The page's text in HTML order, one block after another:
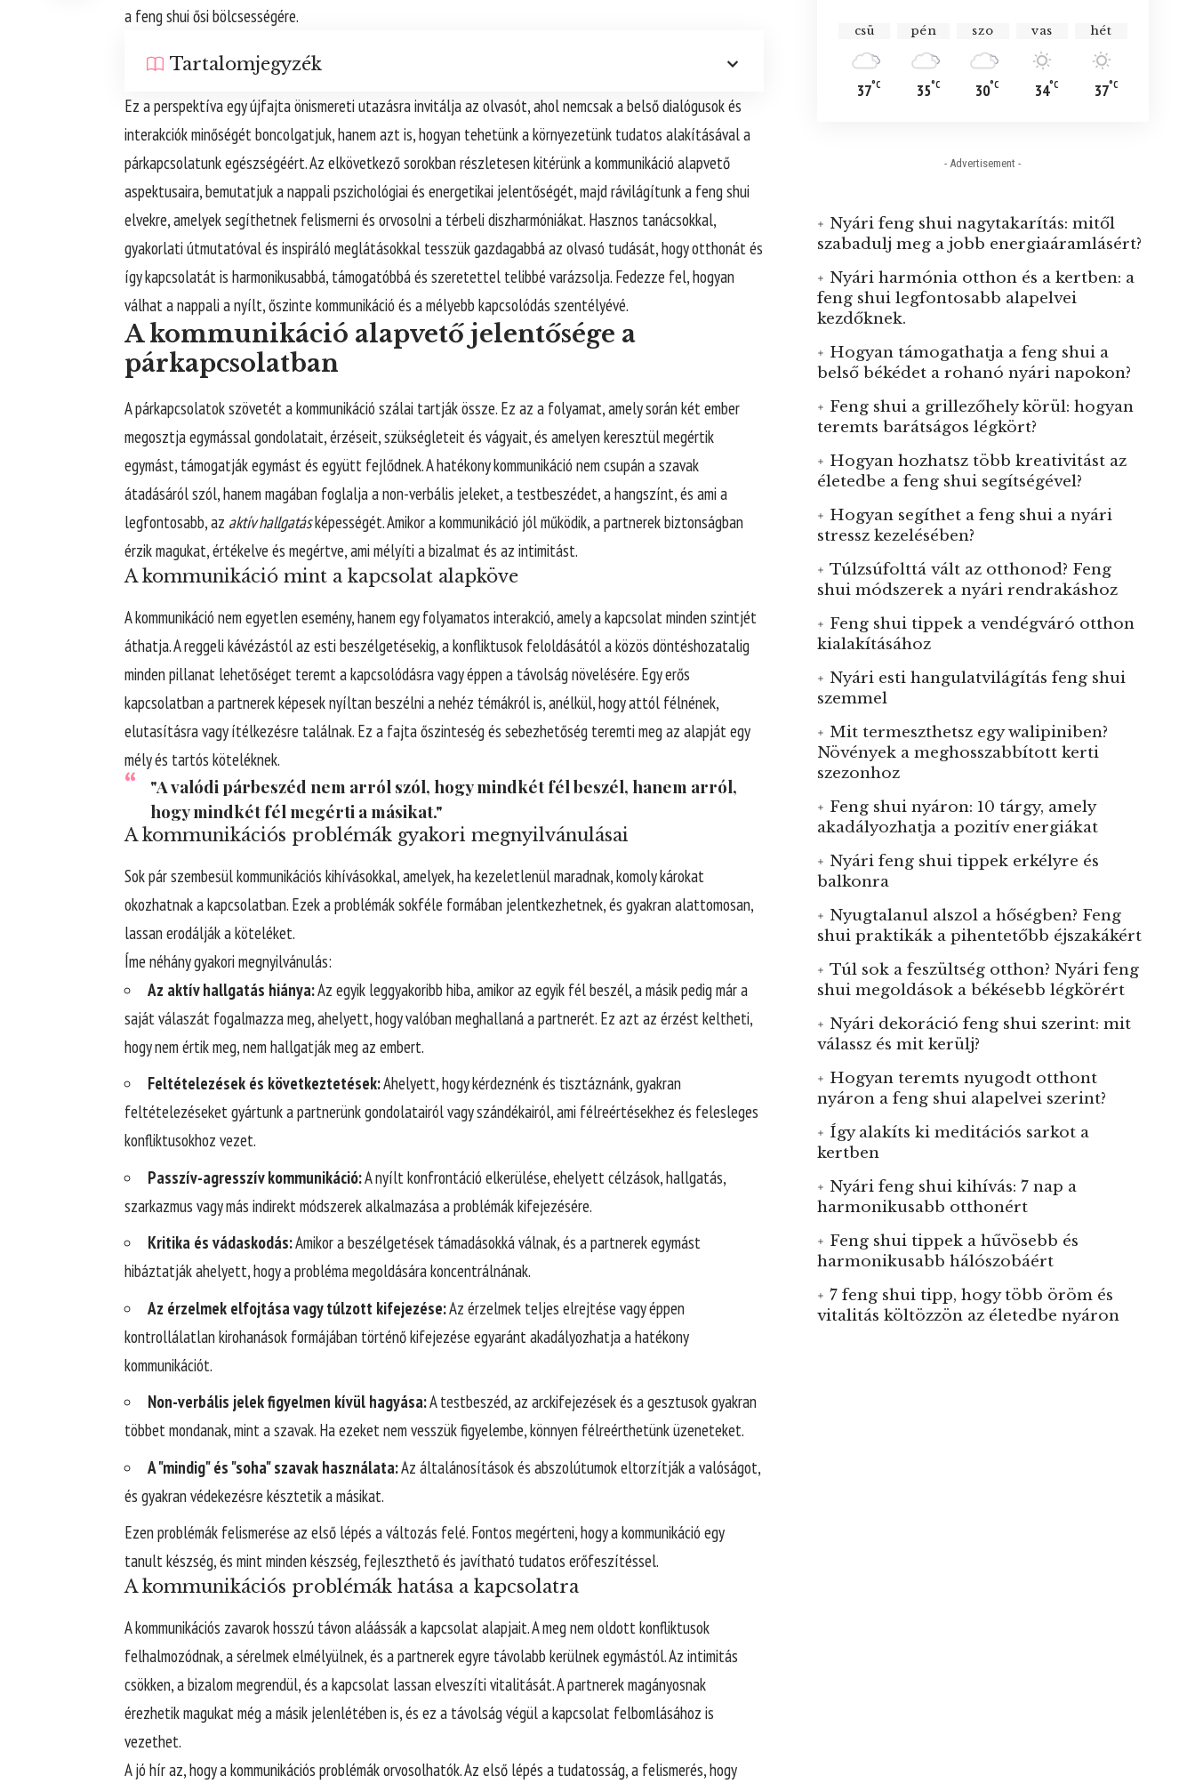
a feng shui ősi bölcsességére.
Tartalomjegyzék
Ez a perspektíva egy újfajta önismereti utazásra invitálja az olvasót, ahol nemcsak a belső dialógusok és
interakciók minőségét boncolgatjuk, hanem azt is, hogyan tehetünk a környezetünk tudatos alakításával a
párkapcsolatunk egészségéért. Az elkövetkező sorokban részletesen kitérünk a kommunikáció alapvető
aspektusaira, bemutatjuk a nappali pszichológiai és energetikai jelentőségét, majd rávilágítunk a feng shui
elvekre, amelyek segíthetnek felismerni és orvosolni a térbeli diszharmóniákat. Hasznos tanácsokkal,
gyakorlati útmutatóval és inspiráló meglátásokkal tesszük gazdagabbá az olvasó tudását, hogy otthonát és
így kapcsolatát is harmonikusabbá, támogatóbbá és szeretettel telibbé varázsolja. Fedezze fel, hogyan
válhat a nappali a nyílt, őszinte kommunikáció és a mélyebb kapcsolódás szentélyévé.
A kommunikáció alapvető jelentősége a
párkapcsolatban
A párkapcsolatok szövetét a kommunikáció szálai tartják össze. Ez az a folyamat, amely során két ember
megosztja egymással gondolatait, érzéseit, szükségleteit és vágyait, és amelyen keresztül megértik
egymást, támogatják egymást és együtt fejlődnek. A hatékony kommunikáció nem csupán a szavak
átadásáról szól, hanem magában foglalja a non-verbális jeleket, a testbeszédet, a hangszínt, és ami a
legfontosabb, az aktív hallgatásképességét. Amikor a kommunikáció jól működik, a partnerek biztonságban
érzik magukat, értékelve és megértve, ami mélyíti a bizalmat és az intimitást.
A kommunikáció mint a kapcsolat alapköve
A kommunikáció nem egyetlen esemény, hanem egy folyamatos interakció, amely a kapcsolat minden szintjét
áthatja. A reggeli kávézástól az esti beszélgetésekig, a konfliktusok feloldásától a közös döntéshozatalig
minden pillanat lehetőséget teremt a kapcsolódásra vagy éppen a távolság növelésére. Egy erős
kapcsolatban a partnerek képesek nyíltan beszélni a nehéz témákról is, anélkül, hogy attól félnének,
elutasításra vagy ítélkezésre találnak. Ez a fajta őszinteség és sebezhetőség teremti meg az alapját egy
mély és tartós köteléknek.
"A valódi párbeszéd nem arról szól, hogy mindkét fél beszél, hanem arról,
hogy mindkét fél megérti a másikat."
A kommunikációs problémák gyakori megnyilvánulásai
Sok pár szembesül kommunikációs kihívásokkal, amelyek, ha kezeletlenül maradnak, komoly károkat
okozhatnak a kapcsolatban. Ezek a problémák sokféle formában jelentkezhetnek, és gyakran alattomosan,
lassan erodálják a köteléket.
Íme néhány gyakori megnyilvánulás:
Az aktív hallgatás hiánya:Az egyik leggyakoribb hiba, amikor az egyik fél beszél, a másik pedig már a
saját válaszát fogalmazza meg, ahelyett, hogy valóban meghallaná a partnerét. Ez azt az érzést keltheti,
hogy nem értik meg, nem hallgatják meg az embert.
Feltételezések és következtetések:Ahelyett, hogy kérdeznénk és tisztáznánk, gyakran
feltételezéseket gyártunk a partnerünk gondolatairól vagy szándékairól, ami félreértésekhez és felesleges
konfliktusokhoz vezet.
Passzív-agresszív kommunikáció:A nyílt konfrontáció elkerülése, ehelyett célzások, hallgatás,
szarkazmus vagy más indirekt módszerek alkalmazása a problémák kifejezésére.
Kritika és vádaskodás:Amikor a beszélgetések támadásokká válnak, és a partnerek egymást
hibáztatják ahelyett, hogy a probléma megoldására koncentrálnának.
Az érzelmek elfojtása vagy túlzott kifejezése:Az érzelmek teljes elrejtése vagy éppen
kontrollálatlan kirohanások formájában történő kifejezése egyaránt akadályozhatja a hatékony
kommunikációt.
Non-verbális jelek figyelmen kívül hagyása:A testbeszéd, az arckifejezések és a gesztusok gyakran
többet mondanak, mint a szavak. Ha ezeket nem vesszük figyelembe, könnyen félreérthetünk üzeneteket.
A "mindig" és "soha" szavak használata:Az általánosítások és abszolútumok eltorzítják a valóságot,
és gyakran védekezésre késztetik a másikat.
Ezen problémák felismerése az első lépés a változás felé. Fontos megérteni, hogy a kommunikáció egy
tanult készség, és mint minden készség, fejleszthető és javítható tudatos erőfeszítéssel.
A kommunikációs problémák hatása a kapcsolatra
A kommunikációs zavarok hosszú távon aláássák a kapcsolat alapjait. A meg nem oldott konfliktusok
felhalmozódnak, a sérelmek elmélyülnek, és a partnerek egyre távolabb kerülnek egymástól. Az intimitás
csökken, a bizalom megrendül, és a kapcsolat lassan elveszíti vitalitását. A partnerek magányosnak
érezhetik magukat még a másik jelenlétében is, és ez a távolság végül a kapcsolat felbomlásához is
vezethet.
A jó hír az, hogy a kommunikációs problémák orvosolhatók. Az első lépés a tudatosság, a felismerés, hogy
csü
37°C
pén
35°C
szo
30°C
vas
34°C
hét
37°C
- Advertisement -
Nyári feng shui nagytakarítás: mitől
szabadulj meg a jobb energiaáramlásért?
Nyári harmónia otthon és a kertben: a
feng shui legfontosabb alapelvei
kezdőknek.
Hogyan támogathatja a feng shui a
belső békédet a rohanó nyári napokon?
Feng shui a grillezőhely körül: hogyan
teremts barátságos légkört?
Hogyan hozhatsz több kreativitást az
életedbe a feng shui segítségével?
Hogyan segíthet a feng shui a nyári
stressz kezelésében?
Túlzsúfolttá vált az otthonod? Feng
shui módszerek a nyári rendrakáshoz
Feng shui tippek a vendégváró otthon
kialakításához
Nyári esti hangulatvilágítás feng shui
szemmel
Mit termeszthetsz egy walipiniben?
Növények a meghosszabbított kerti
szezonhoz
Feng shui nyáron: 10 tárgy, amely
akadályozhatja a pozitív energiákat
Nyári feng shui tippek erkélyre és
balkonra
Nyugtalanul alszol a hőségben? Feng
shui praktikák a pihentetőbb éjszakákért
Túl sok a feszültség otthon? Nyári feng
shui megoldások a békésebb légkörért
Nyári dekoráció feng shui szerint: mit
válassz és mit kerülj?
Hogyan teremts nyugodt otthont
nyáron a feng shui alapelvei szerint?
Így alakíts ki meditációs sarkot a
kertben
Nyári feng shui kihívás: 7 nap a
harmonikusabb otthonért
Feng shui tippek a hűvösebb és
harmonikusabb hálószobáért
7 feng shui tipp, hogy több öröm és
vitalitás költözzön az életedbe nyáron